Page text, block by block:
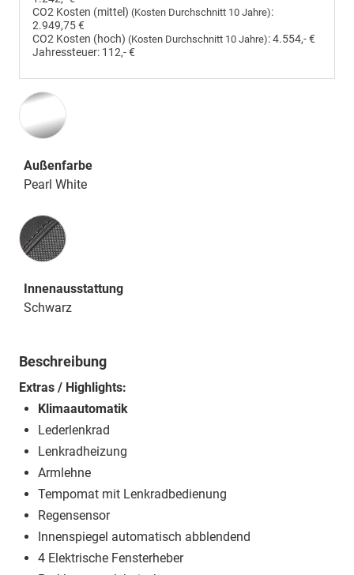
CO2 Kosten (mittel) (Kosten Durchschnitt 10 Jahre):
2.949,75 €
CO2 Kosten (hoch) (Kosten Durchschnitt 10 Jahre):4.554,- €
Jahressteuer: 112,- €
Außenfarbe
Pearl White
Innenausstattung
Innenausstattung
Schwarz
Beschreibung
Extras / Highlights:
Klimaautomatik
Lederlenkrad
Lenkradheizung
Armlehne
Tempomat mit Lenkradbedienung
Regensensor
Innenspiegel automatisch abblendend
4 Elektrische Fensterheber